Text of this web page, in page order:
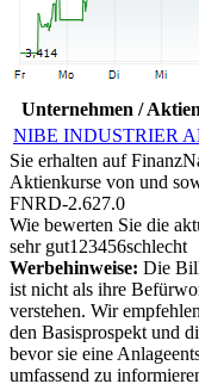
Unternehmen / Aktien
NIBE INDUSTRIER
Sie erhalten auf
Aktienkurse von und
FNRD-2.627.0
Wie bewerten Sie die
sehr gut1 23456schlecht
Werbehinweise: Die
ist nicht als ihre
verstehen. Wir
den Basisprospekt und
bevor sie eine
umfassend zu